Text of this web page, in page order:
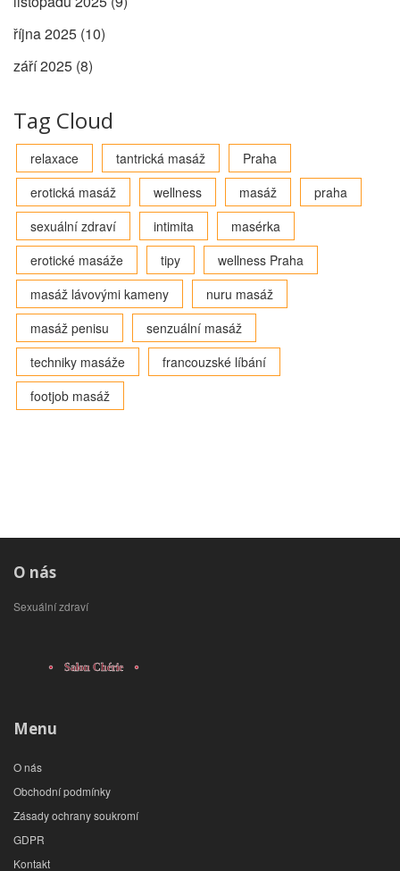
října 2025 (10)
září 2025 (8)
Tag Cloud
relaxace tantrická masáž
Praha
erotická masáž
wellness masáž
praha
sexuální zdraví
intimita
masérka
erotické masáže
tipy
wellness Praha
masáž lávovými kameny
nuru masáž
masáž penisu
senzuální masáž
techniky masáže
francouzské líbání
footjob masáž
O nás
Sexuální zdraví
Menu
O nás
Obchodní podmínky
Zásady ochrany soukromí
GDPR
Kontakt